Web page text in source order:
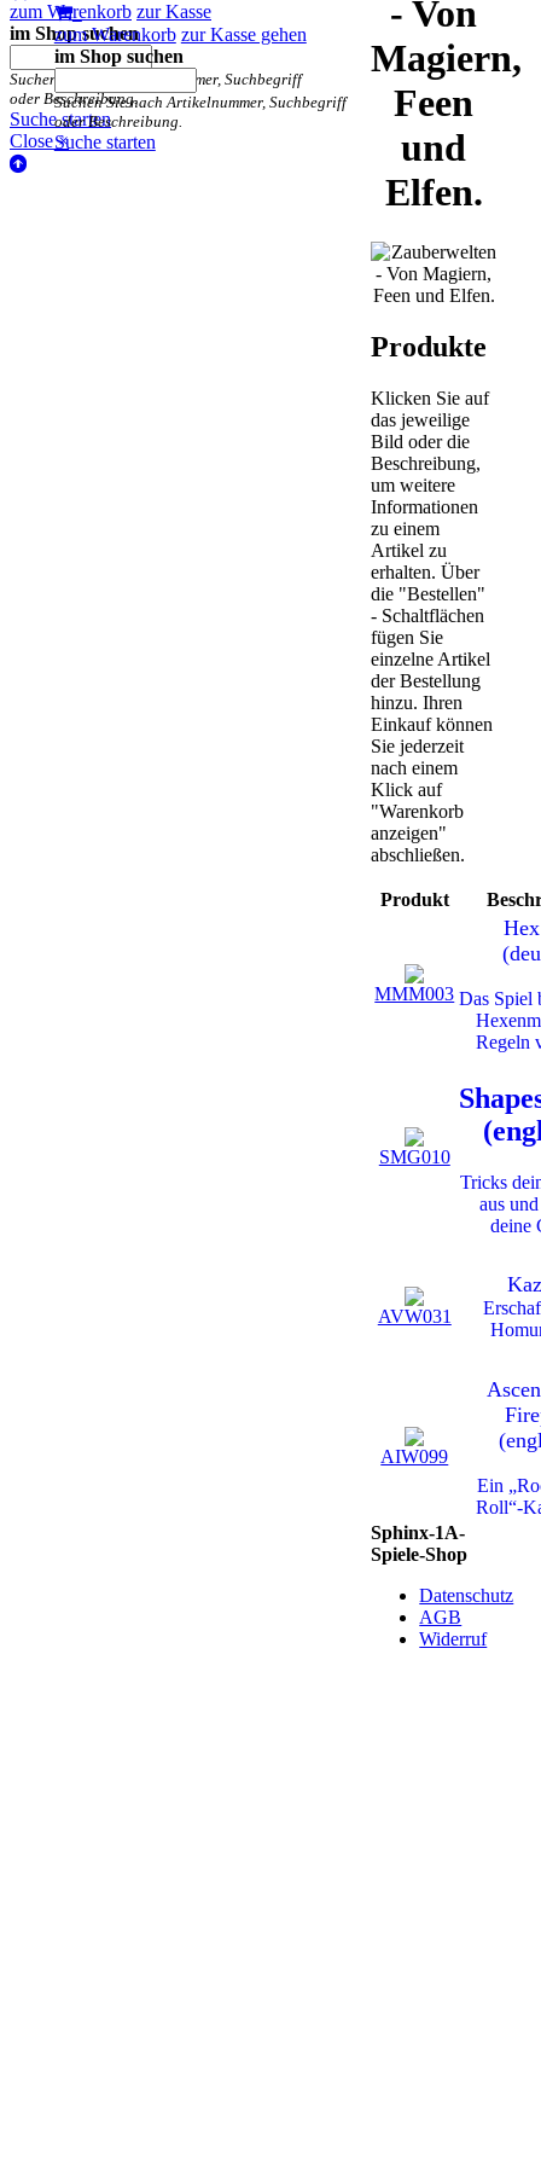
zum Warenkorb zur Kasse gehen
im Shop suchen
Suchen Sie nach Artikelnummer, Suchbegriff
oder Beschreibung.
Suche starten
zum Warenkorb zur Kasse
im Shop suchen
Suchen Sie nach Artikelnummer, Suchbegriff
oder Beschreibung.
Suche starten
Close ×
- Von
Magiern,
Feen
und
Elfen.
Produkte
Klicken Sie auf
das jeweilige
Bild oder die
Beschreibung,
um weitere
Informationen
zu einem
Artikel zu
erhalten. Über
die "Bestellen"
- Schaltflächen
fügen Sie
einzelne Artikel
der Bestellung
hinzu. Ihren
Einkauf können
Sie jederzeit
nach einem
Klick auf
"Warenkorb
anzeigen"
abschließen.
Produkt
MMM003 Das Spiel
Regeln
SMG010
Tricks
aus
deine
AVW031
AIW099
Ein
Roll“-
Sphinx-1A-
Spiele-Shop
Datenschutz
AGB
Widerruf